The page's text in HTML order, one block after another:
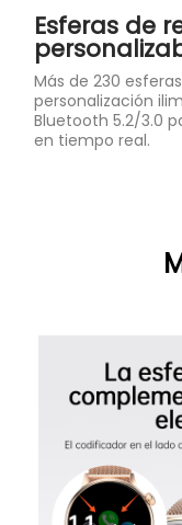
Esferas de
Más de 230
personalización
Bluetooth 5.2/3.0
en tiempo real.